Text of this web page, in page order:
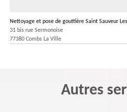
Nettoyage et pose de gouttière Saint Sauveur
31 bis rue Sermonoise
77380 Combs La Ville
Autres